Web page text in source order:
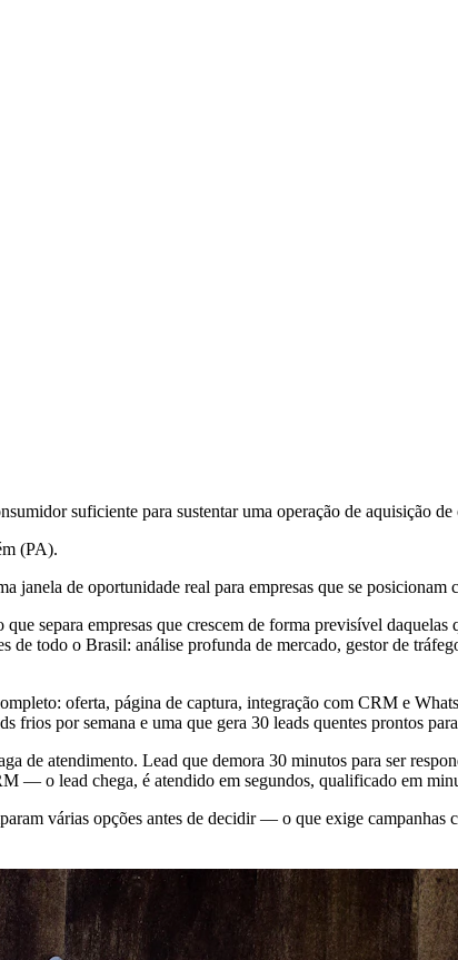
suficiente para sustentar uma operação de aquisição
(PA).
de oportunidade real para empresas que se posicionam
separa empresas que crescem de forma previsível
todo o Brasil: análise profunda de mercado, gestor de
oferta, página de captura, integração com CRM e
frios por semana e uma que gera 30 leads quentes prontos
de atendimento. Lead que demora 30 minutos para ser
— o lead chega, é atendido em segundos, qualificado em
várias opções antes de decidir — o que exige campanhas